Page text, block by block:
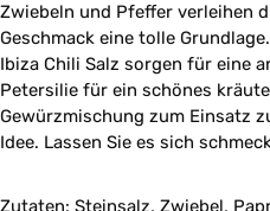
Zwiebeln und Pfeffer verleihen
Geschmack eine tolle
Ibiza Chili Salz sorgen für eine
Petersilie für ein schönes
Gewürzmischung zum Einsatz
Idee. Lassen Sie es sich
Zutaten: Steinsalz, Zwiebel,